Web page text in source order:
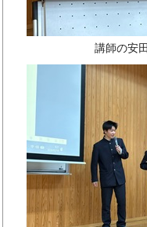
講師の安